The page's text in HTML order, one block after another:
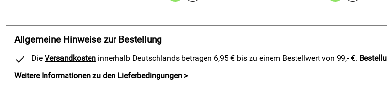
Allgemeine Hinweise zur Bestellung
Die Versandkosten innerhalb Deutschlands betragen 6,95 € bis zu einem Bestellwert von 99,- €.
Weitere Informationen zu den Lieferbedingungen >